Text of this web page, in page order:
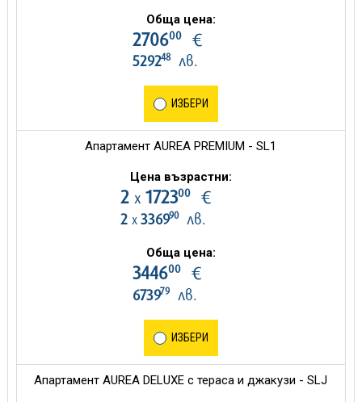
Обща цена:
270600€
529248лв.
ИЗБЕРИ
Апартамент AUREA PREMIUM - SL1
Цена възрастни:
2 х 172300€
2 х 336990лв.
Обща цена:
344600€
673979лв.
ИЗБЕРИ
Апартамент AUREA DELUXE с тераса и джакузи - SLJ